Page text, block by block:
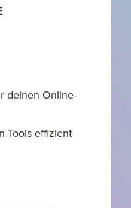
deinen Online-
Tools effizient